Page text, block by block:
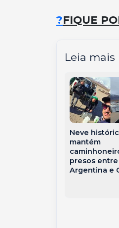
?FIQUE
Leia mais
Neve
mantém
presos entre
Argentina e